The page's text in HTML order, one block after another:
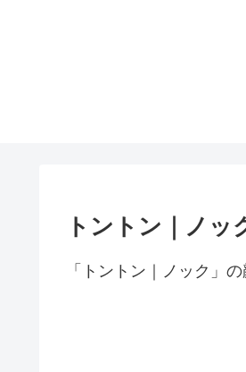
トントン｜ノッ
「トントン｜ノック」